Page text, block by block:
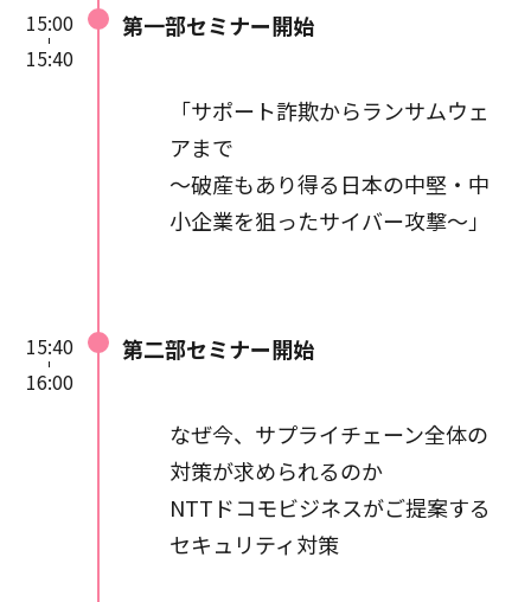
パソコン、スマートフォン、タ
ーネット接続環境が必要です。
Wi-Fi環境など高速通信が可能
な電波のよいところでご視聴く
ださい。
15:00
15:40
第一部セミナー開始
「サポート詐欺からランサムウェ
アまで
～破産もあり得る日本の中堅・中
小企業を狙ったサイバー攻撃～」
15:40
16:00
第二部セミナー開始
なぜ今、サプライチェーン全体の
対策が求められるのか
NTTドコモビジネスがご提案する
セキュリティ対策